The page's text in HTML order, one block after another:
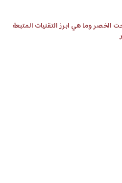
الخصر وما هي ابرز التقنيات المتبعة